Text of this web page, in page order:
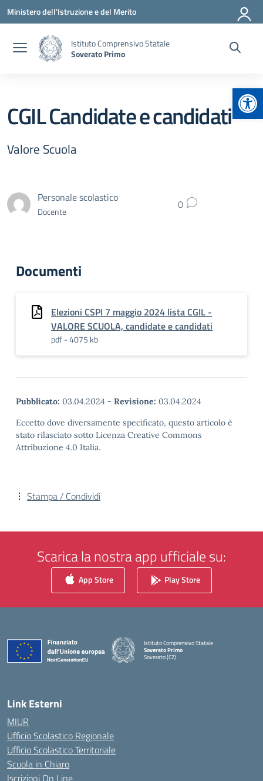
Vai ai contenuti
Vai al menu di navigazione
Vai al footer
Ministero dell'Istruzione e del Merito
Istituto Comprensivo Statale
Soverato Primo
CGIL Candidate e candidati
Valore Scuola
Personale scolastico
Docente 0
Documenti
Elezioni CSPI 7 maggio 2024 lista CGIL -
VALORE SCUOLA, candidate e candidati
pdf - 4075 kb
Pubblicato: 03.04.2024 - Revisione: 03.04.2024
Eccetto dove diversamente specificato, questo articolo è
stato rilasciato sotto Licenza Creative Commons
Attribuzione 4.0 Italia.
Stampa / Condividi
Scarica la nostra app ufficiale su:
App Store Play Store
Istituto Comprensivo Statale
Soverato Primo
Soverato (CZ)
Link Esterni
MIUR
Ufficio Scolastico Regionale
Ufficio Scolastico Territoriale
Scuola in Chiaro
Iscrizioni On Line